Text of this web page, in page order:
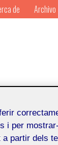
de Archivo
i per
partir dels